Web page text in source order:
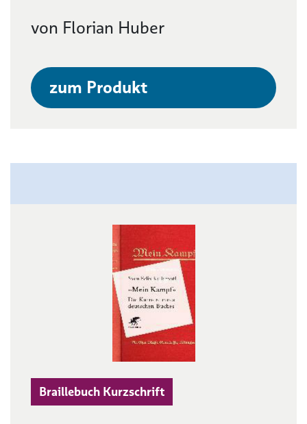
von Florian Huber
zum Produkt
Braillebuch Kurzschrift